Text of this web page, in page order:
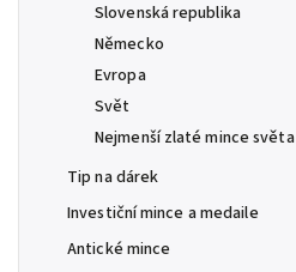
Slovenská republika
Německo
Evropa
Svět
Nejmenší zlaté mince světa
Tip na dárek
Investiční mince a medaile
Antické mince